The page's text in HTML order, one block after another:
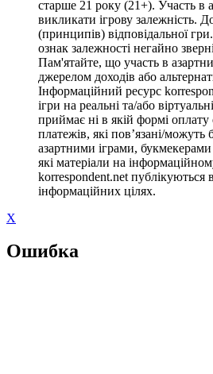
старше 21 року (21+). Участь в
викликати ігрову залежність.
(принципів) відповідальної
ознак залежності негайно
Пам'ятайте, що участь в
джерелом доходів або
Інформаційний ресурс
ігри на реальні та/або
приймає ні в якій формі оплату
платежів, які пов’язані/можуть
азартними іграми,
які матеріали на
korrespondent.net публікуються
інформаційних цілях.
X
Ошибка